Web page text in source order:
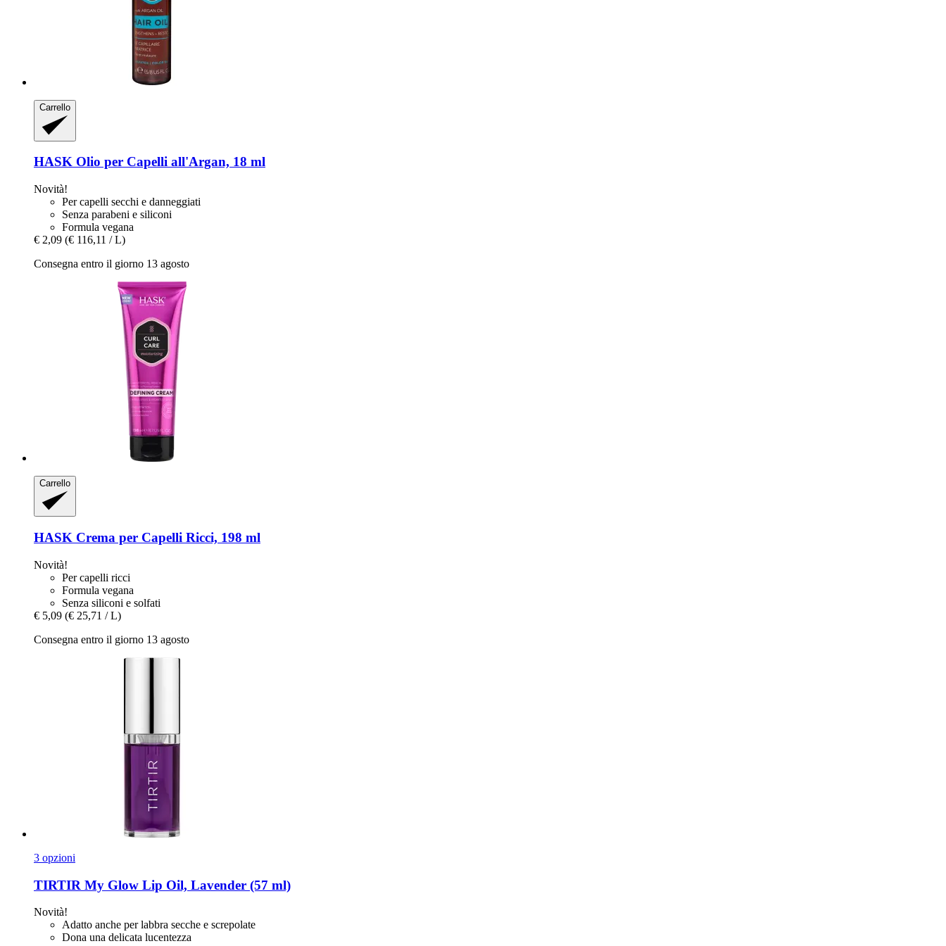
Carrello
HASK Olio per Capelli all'Argan, 18 ml
Novità!
Per capelli secchi e danneggiati
Senza parabeni e siliconi
Formula vegana
€ 2,09 (€ 116,11 / L)
Consegna entro il giorno 13 agosto
Carrello
HASK Crema per Capelli Ricci, 198 ml
Novità!
Per capelli ricci
Formula vegana
Senza siliconi e solfati
€ 5,09 (€ 25,71 / L)
Consegna entro il giorno 13 agosto
3 opzioni
TIRTIR My Glow Lip Oil, Lavender (57 ml)
Novità!
Adatto anche per labbra secche e screpolate
Dona una delicata lucentezza